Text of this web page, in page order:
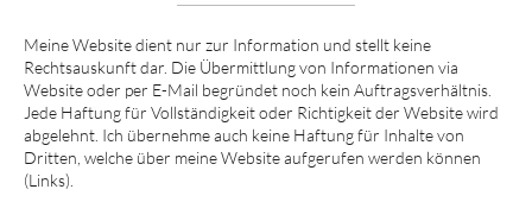
Meine Website dient nur zur Information und stellt keine
Rechtsauskunft dar. Die Übermittlung von Informationen via
Website oder per E-Mail begründet noch kein Auftragsverhältnis.
Jede Haftung für Vollständigkeit oder Richtigkeit der Website wird
abgelehnt. Ich übernehme auch keine Haftung für Inhalte von
Dritten, welche über meine Website aufgerufen werden können
(Links).